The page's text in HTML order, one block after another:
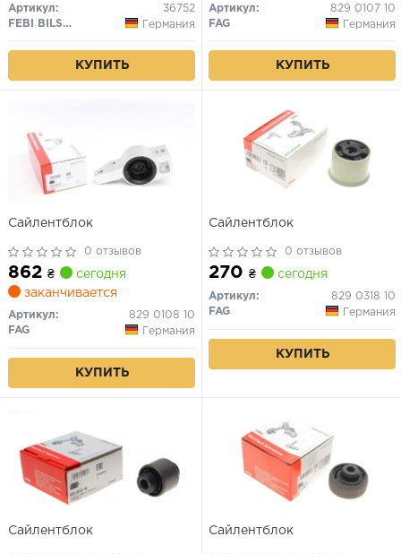
Артикул:
36752
FEBI BILSTEIN
Германия
КУПИТЬ
Артикул:
829 0107 10
FAG
Германия
КУПИТЬ
Сайлентблок
0 отзывов
862 ₴
сегодня
заканчивается
Артикул:
829 0108 10
FAG
Германия
КУПИТЬ
Сайлентблок
0 отзывов
270 ₴ сегодня
Артикул:
829 0318 10
FAG
Германия
КУПИТЬ
Сайлентблок Сайлентблок